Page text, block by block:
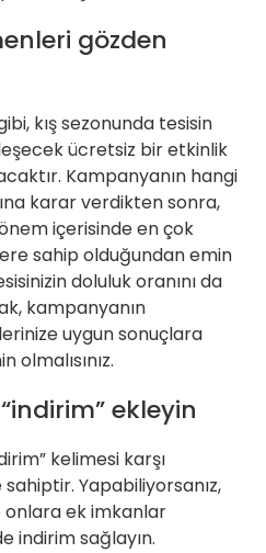
gözden
kış sezonunda tesisin
ücretsiz bir etkinlik
Kampanyanın hangi
karar verdikten sonra,
içerisinde en çok
sahip olduğundan emin
doluluk oranını da
kampanyanın
uygun sonuçlara
ekleyin
kelimesi karşı
Yapabiliyorsanız,
onlara ek imkanlar
indirim sağlayın.